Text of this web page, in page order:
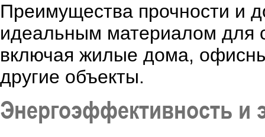
Преимущества прочности и
идеальным материалом для
включая жилые дома,
другие объекты.
Энергоэффективность и